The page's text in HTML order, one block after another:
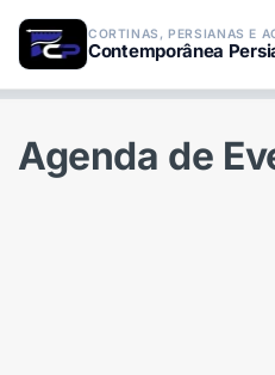
CORTINAS, PERSIANAS E
Contemporânea
Agenda de